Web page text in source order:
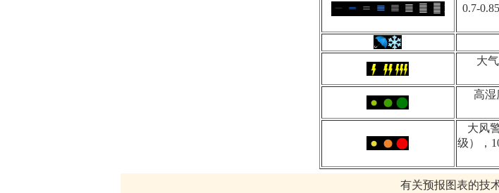
0.7-
大
高湿
大风
级），
有关预报图表的技